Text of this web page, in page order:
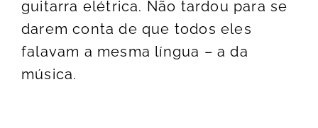
guitarra elétrica. Não tardou para se
darem conta de que todos eles
falavam a mesma língua – a da
música.